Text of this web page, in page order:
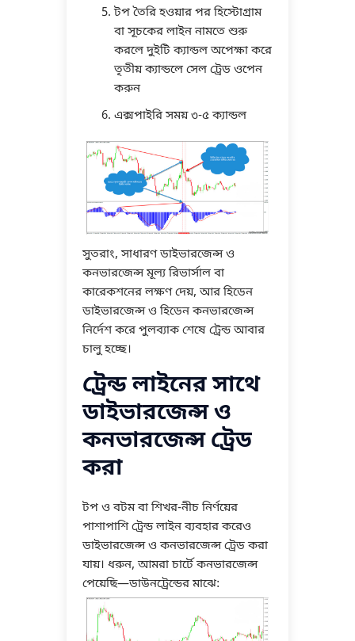
টপ তৈরি হওয়ার পর হিস্টোগ্রাম
বা সূচকের লাইন নামতে শুরু
করলে দুইটি ক্যান্ডল অপেক্ষা করে
তৃতীয় ক্যান্ডলে সেল ট্রেড ওপেন
করুন
এক্সপাইরি সময় ৩-৫ ক্যান্ডল
সুতরাং, সাধারণ ডাইভারজেন্স ও
কনভারজেন্স মূল্য রিভার্সাল বা
কারেকশনের লক্ষণ দেয়, আর হিডেন
ডাইভারজেন্স ও হিডেন কনভারজেন্স
নির্দেশ করে পুলব্যাক শেষে ট্রেন্ড আবার
চালু হচ্ছে।
ট্রেন্ড লাইনের সাথে
ডাইভারজেন্স ও
কনভারজেন্স ট্রেড
করা
টপ ও বটম বা শিখর-নীচ নির্ণয়ের
পাশাপাশি ট্রেন্ড লাইন ব্যবহার করেও
ডাইভারজেন্স ও কনভারজেন্স ট্রেড করা
যায়। ধরুন, আমরা চার্টে কনভারজেন্স
পেয়েছি—ডাউনট্রেন্ডের মাঝে: